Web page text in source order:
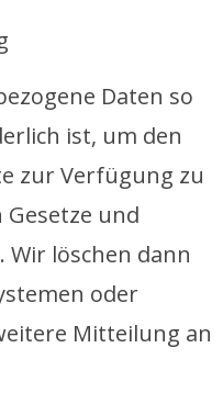
Daten so
ist, um den
zur Verfügung zu
und
löschen dann
oder
Mitteilung an